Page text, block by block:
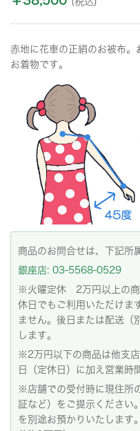
赤地に花車の正絹のお被布
お着物です。
商品のお問合せは、下記所
銀座店: 03-5568-0529
※火曜定休 2万円以上の
休日でもご利用いただけま
ません。後日または配送（
します。
※2万円以下の商品は他支
日（定休日）に加え営業時
※店舗での受付時に現住所
証など）をご提示ください
を別途お預かりいたします